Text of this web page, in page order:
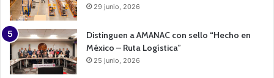
29 junio, 2026
Distinguen a AMANAC con sello “Hecho en
México – Ruta Logística”
25 junio, 2026